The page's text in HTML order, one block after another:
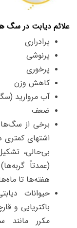
علائم دیابت در سگ
پرادراری
پرنوشی
پرخوری
کاهش وزن
آب مروارید
ضعف
اشتهای کمتری
بی‌حالی،
(عمدتاً
هفته‌ها تا
حیوانات
باکتریایی و
مکرر مانند